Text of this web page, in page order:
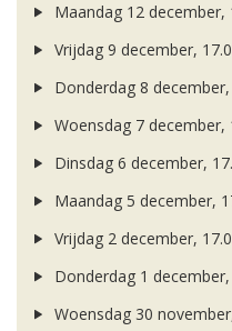
Maandag 12 december,
Vrijdag 9 december,
Donderdag 8
Woensdag 7 december,
Dinsdag 6 december,
Maandag 5 december,
Vrijdag 2 december,
Donderdag 1
Woensdag 30